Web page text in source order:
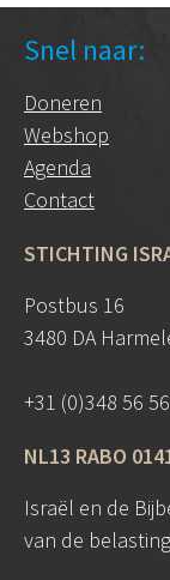
Snel naar:
Doneren
Webshop
Agenda
Contact
STICHTING
Postbus 16
3480 DA
+31 (0)348 56
NL13 RABO
Israël en de
van de